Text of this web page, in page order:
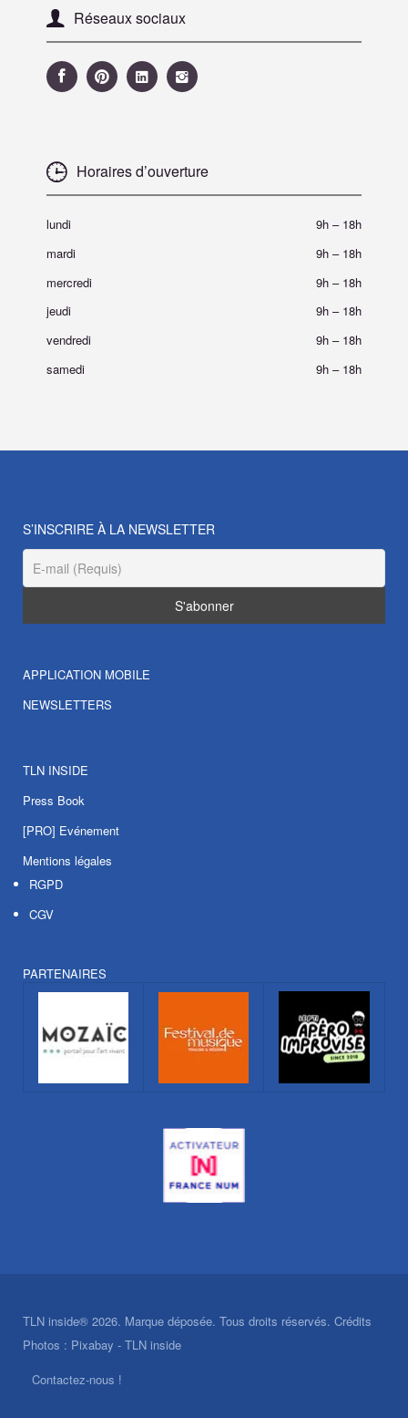
Réseaux sociaux
Horaires d’ouverture
lundi 9h – 18h
mardi
9h – 18h
mercredi
9h – 18h
jeudi
9h – 18h
vendredi
9h – 18h
samedi
9h – 18h
S’INSCRIRE À LA NEWSLETTER
APPLICATION MOBILE
NEWSLETTERS
TLN INSIDE
Press Book
[PRO] Evénement
Mentions légales
RGPD
CGV
PARTENAIRES
TLN inside® 2026. Marque déposée. Tous droits réservés. Crédits
Photos : Pixabay - TLN inside
Contactez-nous !